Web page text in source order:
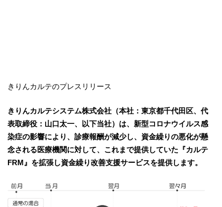
きりんカルテのプレスリリース
きりんカルテシステム株式会社（本社：東京都千代田区、代
表取締役：山口太一、以下当社）は、新型コロナウイルス感
染症の影響により、診療報酬が減少し、資金繰りの悪化が懸
念される医療機関に対して、これまで提供していた『カルテ
FRM』を拡張し資金繰り改善支援サービスを提供します。